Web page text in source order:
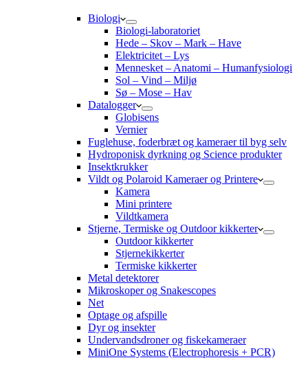
Biologi
Biologi-laboratoriet
Hede – Skov – Mark – Have
Elektricitet – Lys
Mennesket – Anatomi – Humanfysiologi
Sol – Vind – Miljø
Sø – Mose – Hav
Datalogger
Globisens
Vernier
Fuglehuse, foderbræt og kameraer til byg selv
Hydroponisk dyrkning og Science produkter
Insektkrukker
Vildt og Polaroid Kameraer og Printere
Kamera
Mini printere
Vildtkamera
Stjerne, Termiske og Outdoor kikkerter
Outdoor kikkerter
Stjernekikkerter
Termiske kikkerter
Metal detektorer
Mikroskoper og Snakescopes
Net
Optage og afspille
Dyr og insekter
Undervandsdroner og fiskekameraer
MiniOne Systems (Electrophoresis + PCR)